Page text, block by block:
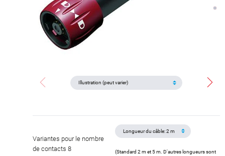
Variantes pour le nombre
de contacts 8
(Standard 2 m et 5 m. D'autres longueurs sont